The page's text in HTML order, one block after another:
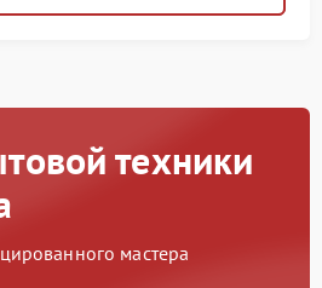
техники
мастера